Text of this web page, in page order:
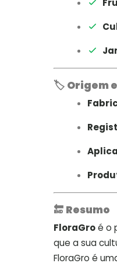
🏷️ Origem
🔚 Resumo
FloraGroé o
que a sua
FloraGro é